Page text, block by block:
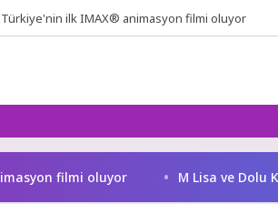
ilk IMAX® animasyon filmi oluyor
filmi oluyor M Lisa ve Dolu